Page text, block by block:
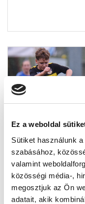
Ez a weboldal
Sütiket használunk
szabásához,
valamint
közösségi média-,
megosztjuk az Ön
adatait, akik
UTÁNPÓTLÁS:
GÓL FÖLÉ
2025-12-15 14:15:09